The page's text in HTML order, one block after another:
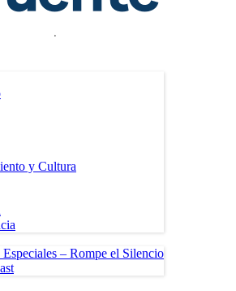
.
y Cultura
Especiales – Rompe el Silencio